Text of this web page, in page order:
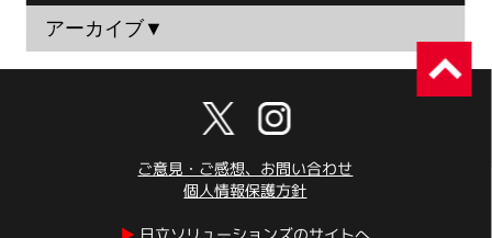
アーカイブ▼
ご意見・ご感想、お問い合わせ
個人情報保護方針